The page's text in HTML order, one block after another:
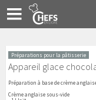
Préparations pour la pâtisserie
Appareil glace
Préparation à base de crème
Crème anglaise sous-vide